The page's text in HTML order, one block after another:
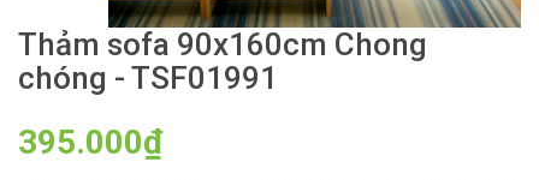
Thảm sofa 90x160cm Chong
chóng - TSF01991
395.000₫